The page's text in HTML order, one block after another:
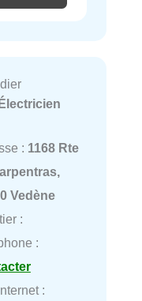
: 1168 Rte
Vedène
:
:
: